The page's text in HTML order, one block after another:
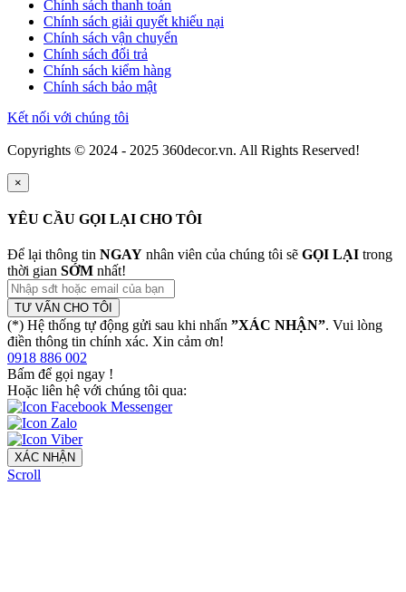
Chính sách thanh toán
Chính sách giải quyết khiếu nại
Chính sách vận chuyển
Chính sách đổi trả
Chính sách kiểm hàng
Chính sách bảo mật
Kết nối với chúng tôi
Copyrights © 2024 - 2025 360decor.vn. All Rights Reserved!
×
YÊU CẦU GỌI LẠI CHO TÔI
Để lại thông tin NGAY nhân viên của chúng tôi sẽ GỌI LẠI trong
thời gian SỚM nhất!
TƯ VẤN CHO TÔI
(*) Hệ thống tự động gửi sau khi nhấn ”XÁC NHẬN”. Vui lòng
điền thông tin chính xác. Xin cảm ơn!
0918 886 002
Bấm để gọi ngay !
Hoặc liên hệ với chúng tôi qua:
XÁC NHẬN
Scroll